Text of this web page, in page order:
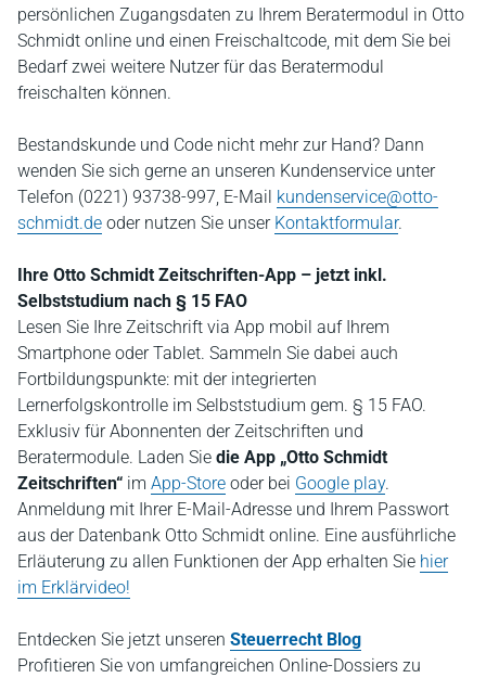
persönlichen Zugangsdaten zu Ihrem Beratermodul in Otto
Schmidt online und einen Freischaltcode, mit dem Sie bei
Bedarf zwei weitere Nutzer für das Beratermodul
freischalten können.
Bestandskunde und Code nicht mehr zur Hand? Dann
wenden Sie sich gerne an unseren Kundenservice unter
Telefon (0221) 93738-997, E-Mail kundenservice@otto-
schmidt.de oder nutzen Sie unser Kontaktformular.
Ihre Otto Schmidt Zeitschriften-App – jetzt inkl.
Selbststudium nach § 15 FAO
Lesen Sie Ihre Zeitschrift via App mobil auf Ihrem
Smartphone oder Tablet. Sammeln Sie dabei auch
Fortbildungspunkte: mit der integrierten
Lernerfolgskontrolle im Selbststudium gem. § 15 FAO.
Exklusiv für Abonnenten der Zeitschriften und
Beratermodule. Laden Sie die App „Otto Schmidt
Zeitschriften“ im App-Store oder bei Google play.
Anmeldung mit Ihrer E-Mail-Adresse und Ihrem Passwort
aus der Datenbank Otto Schmidt online. Eine ausführliche
Erläuterung zu allen Funktionen der App erhalten Sie hier
im Erklärvideo!
Entdecken Sie jetzt unseren Steuerrecht Blog
Profitieren Sie von umfangreichen Online-Dossiers zu